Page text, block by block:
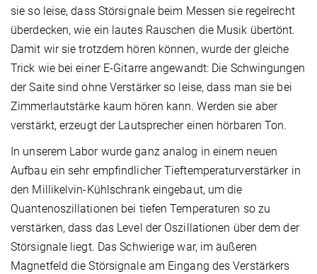
sie so leise, dass Störsignale beim Messen sie regelrecht
überdecken, wie ein lautes Rauschen die Musik übertönt.
Damit wir sie trotzdem hören können, wurde der gleiche
Trick wie bei einer E-Gitarre angewandt: Die Schwingungen
der Saite sind ohne Verstärker so leise, dass man sie bei
Zimmerlautstärke kaum hören kann. Werden sie aber
verstärkt, erzeugt der Lautsprecher einen hörbaren Ton.
In unserem Labor wurde ganz analog in einem neuen
Aufbau ein sehr empfindlicher Tieftemperaturverstärker in
den Millikelvin-Kühlschrank eingebaut, um die
Quantenoszillationen bei tiefen Temperaturen so zu
verstärken, dass das Level der Oszillationen über dem der
Störsignale liegt. Das Schwierige war, im äußeren
Magnetfeld die Störsignale am Eingang des Verstärkers